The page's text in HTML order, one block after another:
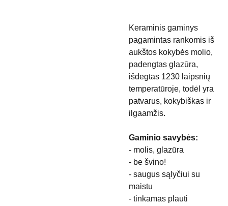
Keraminis gaminys
pagamintas rankomis iš
aukštos kokybės molio,
padengtas glazūra,
išdegtas 1230 laipsnių
temperatūroje, todėl yra
patvarus, kokybiškas ir
ilgaamžis.
Gaminio savybės:
- molis, glazūra
- be švino!
- saugus sąlyčiui su
maistu
- tinkamas plauti